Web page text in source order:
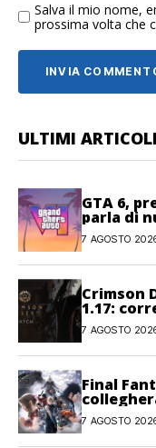
Salva il mio nome,
prossima volta che
ULTIMI ARTICOLI
GTA 6,
parla di
7 AGOSTO
Crimson
1.17:
7 AGOSTO
Final
7 AGOSTO